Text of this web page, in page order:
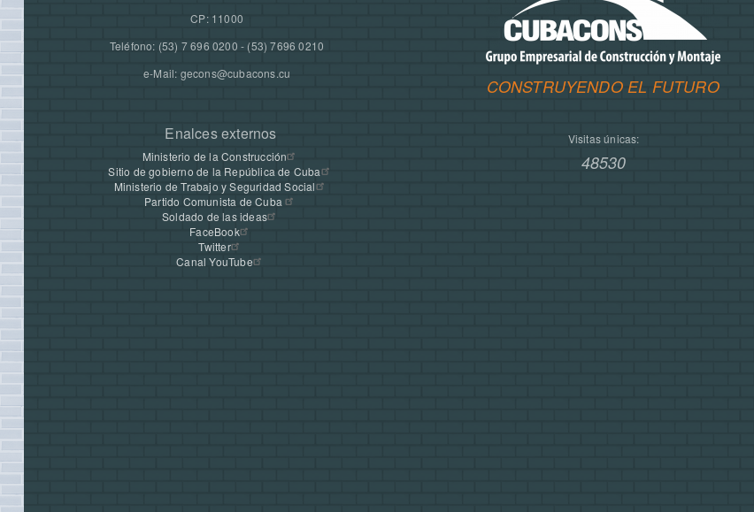
CP: 11000
Teléfono: (53) 7 696 0200 - (53) 7696 0210
e-Mail: gecons@cubacons.cu
CONSTRUYENDO EL FUTURO
Enalces externos
Ministerio de la Construcción
Sitio de gobierno de la República de Cuba
Ministerio de Trabajo y Seguridad Social
Partido Comunista de Cuba
Soldado de las ideas
FaceBook
Twitter
Canal YouTube
Visitas únicas:
48530